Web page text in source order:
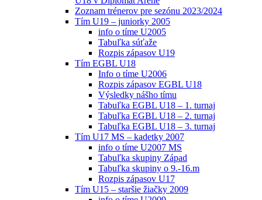
Zoznam trénerov pre sezónu 2023/2024
Tím U19 – juniorky 2005
info o tíme U2005
Tabuľka súťaže
Rozpis zápasov U19
Tím EGBL U18
Info o tíme U2006
Rozpis zápasov EGBL U18
Výsledky nášho tímu
Tabuľka EGBL U18 – 1. turnaj
Tabuľka EGBL U18 – 2. turnaj
Tabuľka EGBL U18 – 3. turnaj
Tím U17 MS – kadetky 2007
info o tíme U2007 MS
Tabuľka skupiny Západ
Tabuľka skupiny o 9.-16.m
Rozpis zápasov U17
Tím U15 – staršie žiačky 2009